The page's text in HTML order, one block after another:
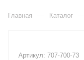
Главная — Каталог
Артикул: 707-700-73